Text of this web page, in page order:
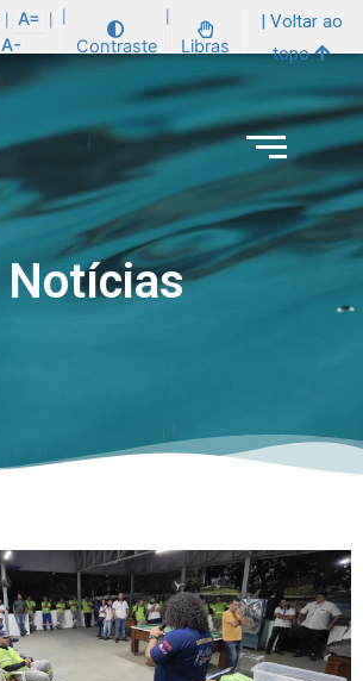
A=
A- Contraste Libras
| Voltar ao
topo
Notícias